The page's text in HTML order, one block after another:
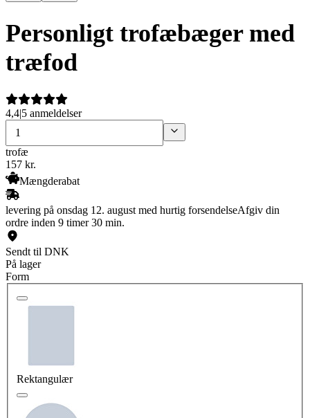
Personligt trofæbæger med
træfod
4,4|5 anmeldelser
trofæ
157 kr.
Mængderabat
levering på onsdag 12. august med hurtig forsendelseAfgiv din
ordre inden 9 timer 30 min.
Sendt til DNK
På lager
Form
Rektangulær